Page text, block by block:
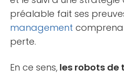
préalable fait ses
management
perte.
En ce sens, les robots